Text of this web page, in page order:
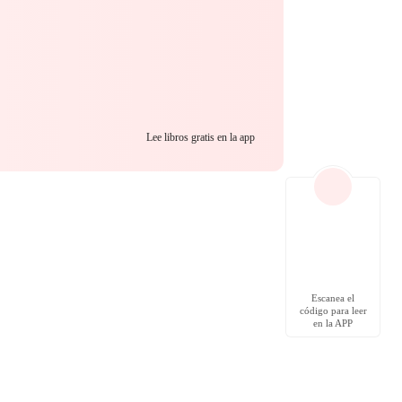
Lee libros gratis en la app
Escanea el
código para leer
en la APP